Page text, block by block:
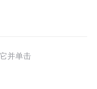
并单击